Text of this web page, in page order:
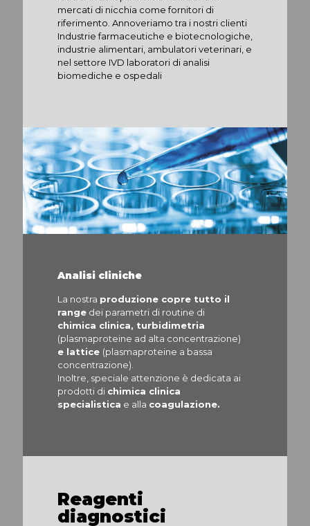
mercati di nicchia come fornitori di
riferimento. Annoveriamo tra i nostri clienti
Industrie farmaceutiche e biotecnologiche,
industrie alimentari, ambulatori veterinari, e
nel settore IVD laboratori di analisi
biomediche e ospedali
Analisi cliniche
La nostra produzione copre tutto il
range dei parametri di routine di
chimica clinica, turbidimetria
(plasmaproteine ad alta concentrazione)
e lattice (plasmaproteine a bassa
concentrazione).
Inoltre, speciale attenzione è dedicata ai
prodotti di chimica clinica
specialistica e alla coagulazione.
Reagenti
diagnostici